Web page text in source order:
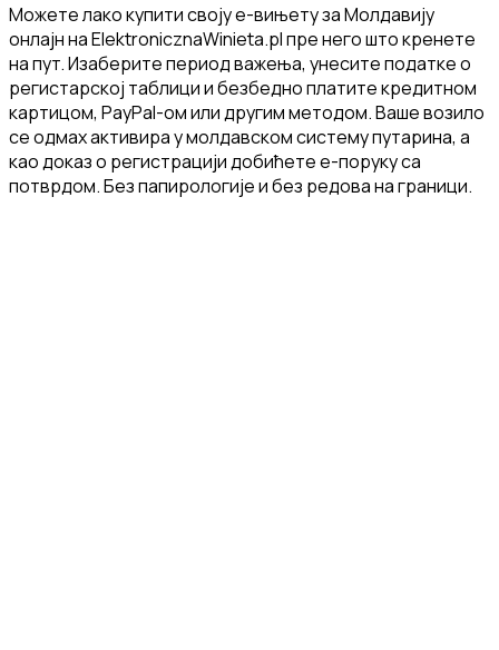
Можете лако купити своју е-вињету за Молдавију
онлајн на ElektronicznaWinieta.pl пре него што кренете
на пут. Изаберите период важења, унесите податке о
регистарској таблици и безбедно платите кредитном
картицом, PayPal-ом или другим методом. Ваше возило
се одмах активира у молдавском систему путарина, а
као доказ о регистрацији добићете е-поруку са
потврдом. Без папирологије и без редова на граници.